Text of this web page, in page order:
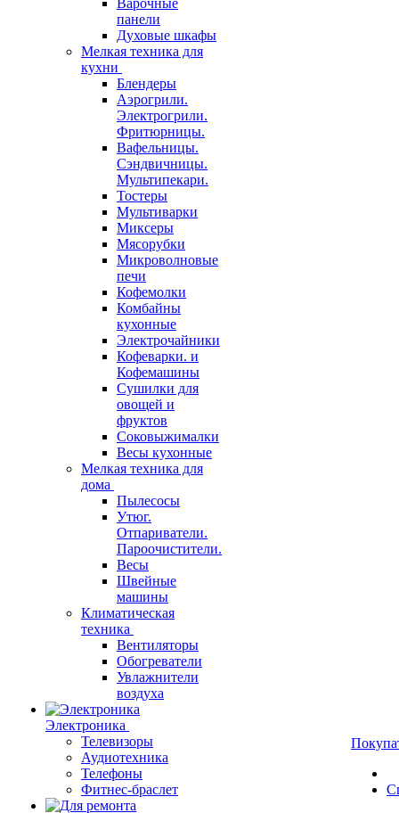
Варочные
панели
Духовые шкафы
Мелкая техника для
кухни
Блендеры
Аэрогрили.
Электрогрили.
Фритюрницы.
Вафельницы.
Сэндвичницы.
Мультипекари.
Тостеры
Мультиварки
Миксеры
Мясорубки
Микроволновые
печи
Кофемолки
Комбайны
кухонные
Электрочайники
Кофеварки. и
Кофемашины
Сушилки для
овощей и
фруктов
Соковыжималки
Весы кухонные
Мелкая техника для
дома
Пылесосы
Утюг.
Отпариватели.
Пароочистители.
Весы
Швейные
машины
Климатическая
техника
Вентиляторы
Обогреватели
Увлажнители
воздуха
Электроника
Телевизоры
Аудиотехника
Телефоны
Фитнес-браслет